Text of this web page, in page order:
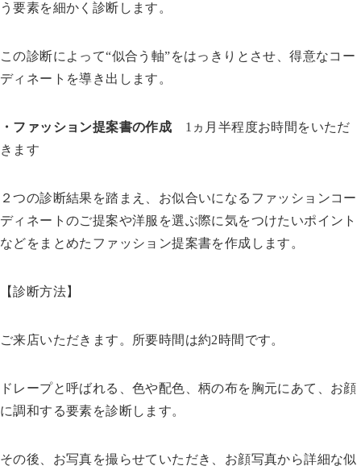
う要素を細かく診断します。
この診断によって“似合う軸”をはっきりとさせ、得意なコー
ディネートを導き出します。
・ファッション提案書の作成 1ヵ月半程度お時間をいただ
きます
２つの診断結果を踏まえ、お似合いになるファッションコー
ディネートのご提案や洋服を選ぶ際に気をつけたいポイント
などをまとめたファッション提案書を作成します。
【診断方法】
ご来店いただきます。所要時間は約2時間です。
ドレープと呼ばれる、色や配色、柄の布を胸元にあて、お顔
に調和する要素を診断します。
その後、お写真を撮らせていただき、お顔写真から詳細な似